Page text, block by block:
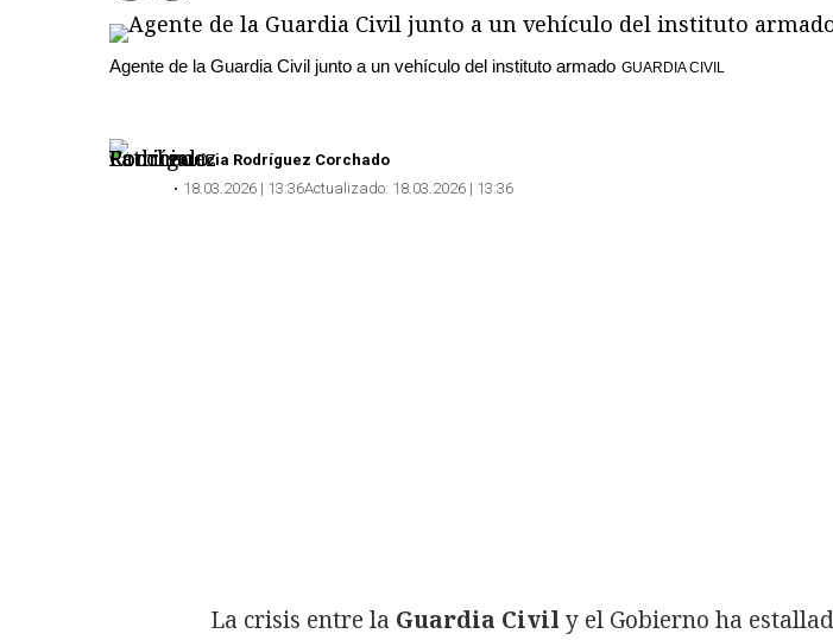
enlace
Agente de la Guardia Civil junto a un vehículo del instituto armado GUARDIA CIVIL
Patricia Rodríguez Corchado
18.03.2026 | 13:36Actualizado: 18.03.2026 | 13:36
La crisis entre la Guardia Civil y el Gobierno ha